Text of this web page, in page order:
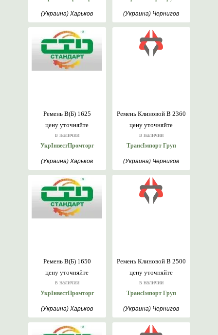
(Украина) Харьков (Украина) Чернигов
цену уточняйте
в наличии
Ремень В(Б) 1625
УкрІнвестПромторг
(Украина) Харьков
цену уточняйте
в наличии
Ремень Клиновой В 2360
ТрансІмпорт Груп
(Украина) Чернигов
цену уточняйте
в наличии
Ремень В(Б) 1650
УкрІнвестПромторг
(Украина) Харьков
цену уточняйте
в наличии
Ремень Клиновой В 2500
ТрансІмпорт Груп
(Украина) Чернигов